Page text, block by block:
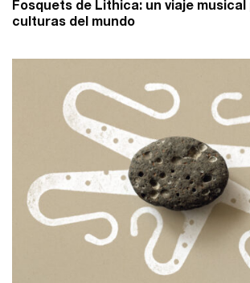
Fosquets de Lithica: un viaje musical
culturas del mundo